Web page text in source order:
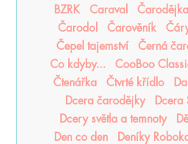
BZRK
Caraval Čarodějka
Čarodol
Čarověník
Čepel tajemství
Černá
Co kdyby...
CooBoo
Čtenářka
Čtvrté křídlo
Dcera čarodějky
Dcera
Dcery světla a temnoty
Den co den
Deníky